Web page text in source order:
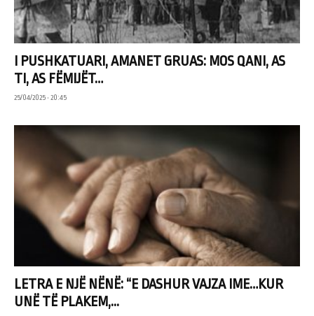
I PUSHKATUARI, AMANET GRUAS: MOS QANI, AS
TI, AS FËMIJËT…
25/04/2025 • 20:45
LETRA E NJË NËNË: “E DASHUR VAJZA IME…KUR
UNË TË PLAKEM,...